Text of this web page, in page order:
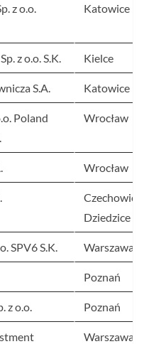
z o.o.
Katowice
z o.o. S.K. Kielce
S.A. Katowice
Poland
Wrocław
Wrocław
Dziedzice
SPV6 S.K. Warszawa
Poznań
z o.o. Poznań
Warszawa